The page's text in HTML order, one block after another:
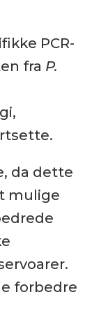
PCR-
fra P.
da dette
mulige
forbedre